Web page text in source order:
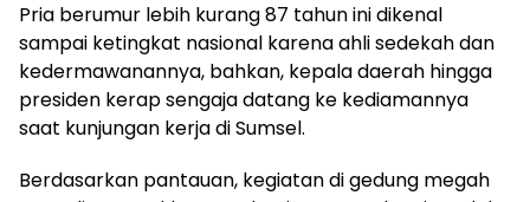
Pria berumur lebih kurang 87 tahun ini dikenal
sampai ketingkat nasional karena ahli sedekah dan
kedermawanannya, bahkan, kepala daerah hingga
presiden kerap sengaja datang ke kediamannya
saat kunjungan kerja di Sumsel.
Berdasarkan pantauan, kegiatan di gedung megah